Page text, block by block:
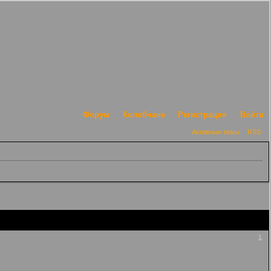
Форум Колобчане Регистрация Войти
Активные темы RSS
1